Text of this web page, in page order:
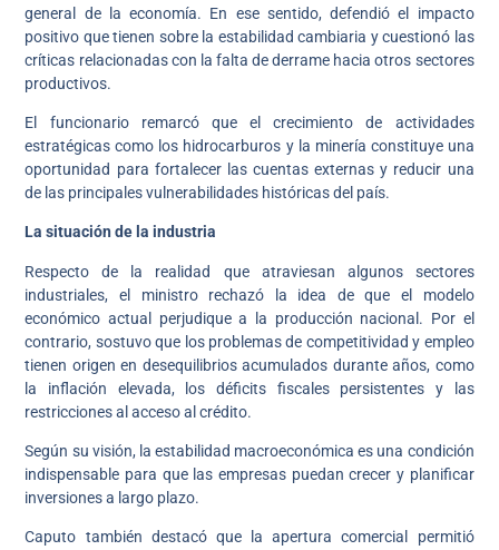
general de la economía. En ese sentido, defendió el impacto
positivo que tienen sobre la estabilidad cambiaria y cuestionó las
críticas relacionadas con la falta de derrame hacia otros sectores
productivos.
El funcionario remarcó que el crecimiento de actividades
estratégicas como los hidrocarburos y la minería constituye una
oportunidad para fortalecer las cuentas externas y reducir una
de las principales vulnerabilidades históricas del país.
La situación de la industria
Respecto de la realidad que atraviesan algunos sectores
industriales, el ministro rechazó la idea de que el modelo
económico actual perjudique a la producción nacional. Por el
contrario, sostuvo que los problemas de competitividad y empleo
tienen origen en desequilibrios acumulados durante años, como
la inflación elevada, los déficits fiscales persistentes y las
restricciones al acceso al crédito.
Según su visión, la estabilidad macroeconómica es una condición
indispensable para que las empresas puedan crecer y planificar
inversiones a largo plazo.
Caputo también destacó que la apertura comercial permitió